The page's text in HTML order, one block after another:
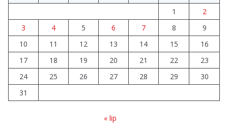
Brylant dla Turku? 255. miejsce
trudno uznać za sukces
07.08.2026
1
2
3
4 5 6 7 8
9
10
11 12 13 14 15
16
17
18 19 20 21 22
23
24
25 26 27 28 29
30
31
« lip